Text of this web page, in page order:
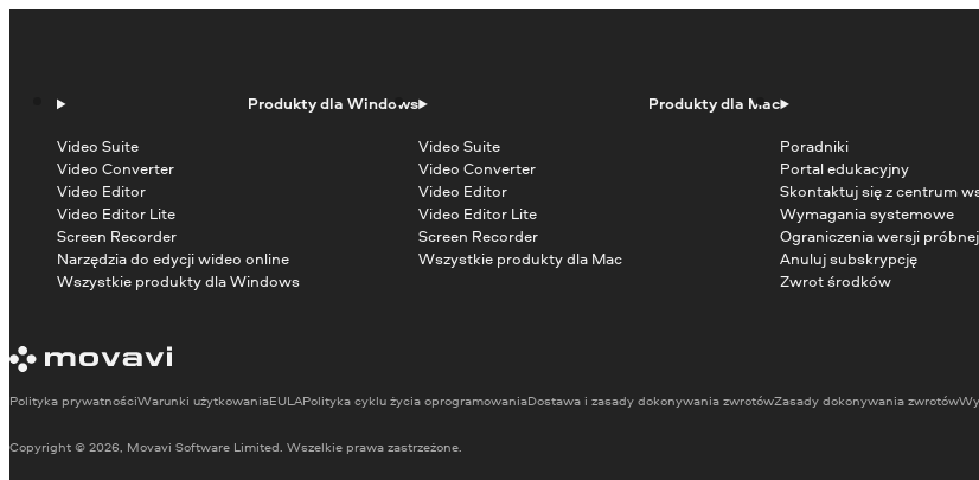
Produkty dla Windows
Video Suite
Video Converter
Video Editor
Video Editor Lite
Screen Recorder
Narzędzia do edycji wideo online
Wszystkie produkty dla Windows
Produkty dla Mac
Video Suite
Video Converter
Video Editor
Video Editor Lite
Screen Recorder
Wszystkie produkty dla Mac
Poradniki
Portal edukacyjny
Skontaktuj się z centrum
Wymagania systemowe
Ograniczenia wersji próbnej
Anuluj subskrypcję
Zwrot środków
Copyright © 2026, Movavi Software Limited. Wszelkie prawa zastrzeżone.
Polityka prywatnościWarunki użytkowaniaEULAPolityka cyklu życia oprogramowaniaDostawa i zasady dokonywania zwrotówZasady dokonywania zwrotów